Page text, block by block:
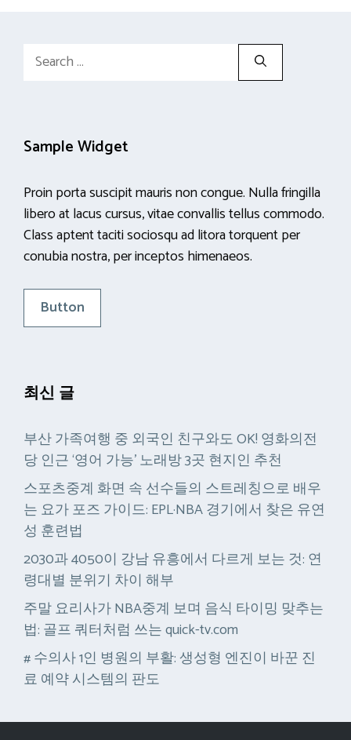
Search
Sample Widget
Proin porta suscipit mauris non congue. Nulla fringilla
libero at lacus cursus, vitae convallis tellus commodo.
Class aptent taciti sociosqu ad litora torquent per
conubia nostra, per inceptos himenaeos.
Button
최신 글
부산 가족여행 중 외국인 친구와도 OK! 영화의전
당 인근 ‘영어 가능’ 노래방 3곳 현지인 추천
스포츠중계 화면 속 선수들의 스트레칭으로 배우
는 요가 포즈 가이드: EPL·NBA 경기에서 찾은 유연
성 훈련법
2030과 4050이 강남 유흥에서 다르게 보는 것: 연
령대별 분위기 차이 해부
주말 요리사가 NBA중계 보며 음식 타이밍 맞추는
법: 골프 쿼터처럼 쓰는 quick-tv.com
# 수의사 1인 병원의 부활: 생성형 엔진이 바꾼 진
료 예약 시스템의 판도